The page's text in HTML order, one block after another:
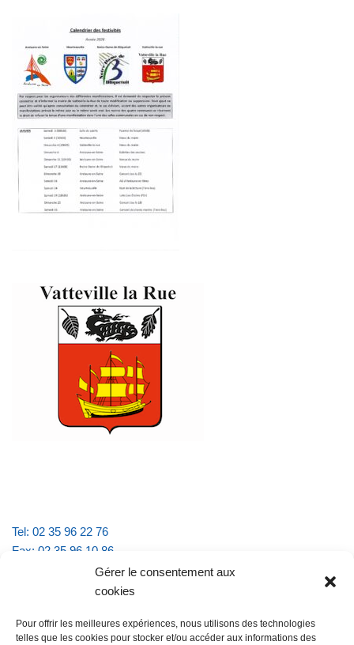
Gérer le consentement aux
cookies
Pour offrir les meilleures expériences, nous utilisons des technologies
telles que les cookies pour stocker et/ou accéder aux informations des
Tel: 02 35 96 22 76
Fax: 02 35 96 10 86
Email : mairie.vattevillelarue@wanadoo.fr
lundi et jeudi de 9h à 11h30